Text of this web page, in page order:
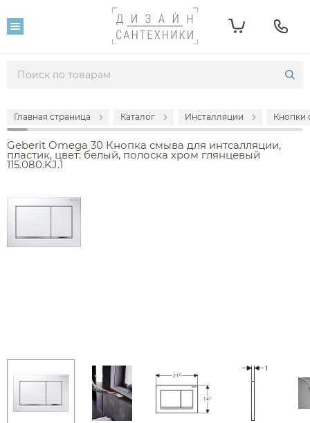
Главная страница Каталог Инсталляции Кнопки
Geberit Omega 30 Кнопка смыва для интсалляции,
пластик, цвет: белый, полоска хром глянцевый
115.080.KJ.1